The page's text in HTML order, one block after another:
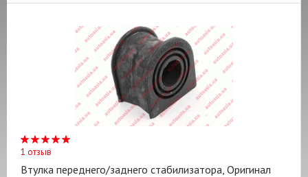
1 отзыв
Втулка переднего/заднего стабилизатора, Оригинал